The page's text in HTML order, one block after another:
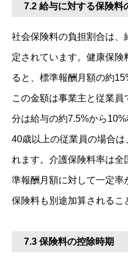
7.2 給与に対する保険料
社会保険料の負担割合は、
定されています。健康保
ると、標準報酬月額の約
この金額は事業主と従業
分は給与の約7.5%から10%
40歳以上の従業員の場合
れます。介護保険料率は
準報酬月額に対して一定率
保険料も別途加算されるこ
7.3 保険料の控除時期